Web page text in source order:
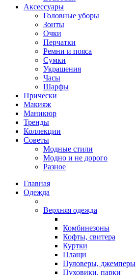
Аксессуары
Головные уборы
Зонты
Очки
Перчатки
Ремни и пояса
Сумки
Украшения
Часы
Шарфы
Прически
Макияж
Маникюр
Тренды
Коллекции
Советы
Модные стили
Модно и не дорого
Разное
Главная
Одежда
Верхняя одежда
Комбинезоны
Кофты, свитера
Куртки
Плащи
Пуловеры, джемперы
Пуховики, парки